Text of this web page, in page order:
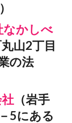
なかしべ
山2丁目
の法
（岩手
5にある